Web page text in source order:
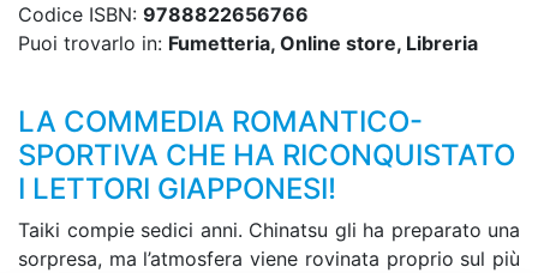
Codice ISBN: 9788822656766
Puoi trovarlo in: Fumetteria, Online store, Libreria
LA COMMEDIA ROMANTICO-
SPORTIVA CHE HA RICONQUISTATO
I LETTORI GIAPPONESI!
Taiki compie sedici anni. Chinatsu gli ha preparato una
sorpresa, ma l’atmosfera viene rovinata proprio sul più